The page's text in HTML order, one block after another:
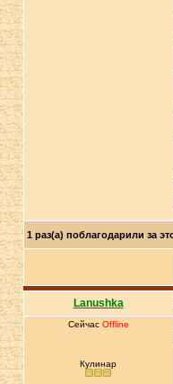
1 раз(а) поблагодарили за
Lanushka
Сейчас Offline
Кулинар